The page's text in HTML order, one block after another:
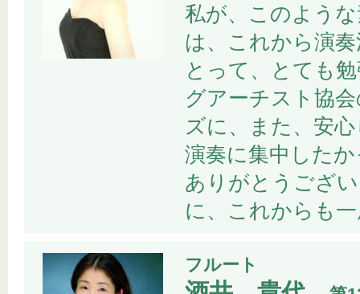
私が、このよう
は、これから演
とって、とても
グアーチスト協
ズに、また、安
演奏に集中した
ありがとうござ
に、これからも
フルート